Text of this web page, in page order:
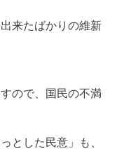
来たばかりの維新
ので、国民の不満
とした民意」も、